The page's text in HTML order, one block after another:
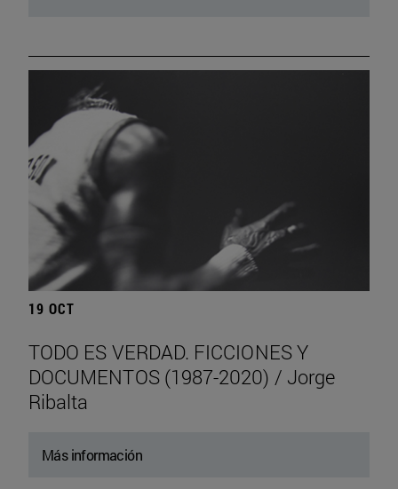
19 OCT
TODO ES VERDAD. FICCIONES Y
DOCUMENTOS (1987-2020) / Jorge
Ribalta
Más información